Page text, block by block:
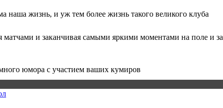
наша жизнь, и уж тем более жизнь такого великого клуба
матчами и заканчивая самыми яркими моментами на поле и за
юмора с участием ваших кумиров